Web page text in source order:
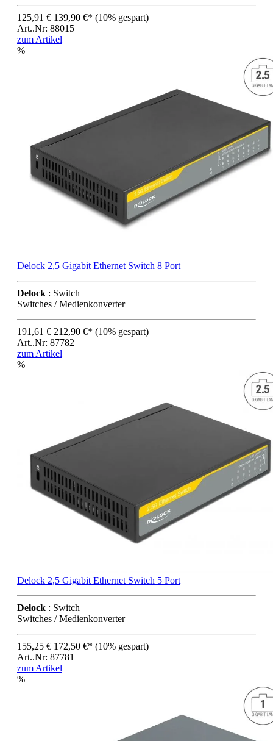
125,91 € 139,90 €* (10% gespart)
Art..Nr: 88015
zum Artikel
%
Delock 2,5 Gigabit Ethernet Switch 8 Port
Delock : Switch
Switches / Medienkonverter
191,61 € 212,90 €* (10% gespart)
Art..Nr: 87782
zum Artikel
%
Delock 2,5 Gigabit Ethernet Switch 5 Port
Delock : Switch
Switches / Medienkonverter
155,25 € 172,50 €* (10% gespart)
Art..Nr: 87781
zum Artikel
%